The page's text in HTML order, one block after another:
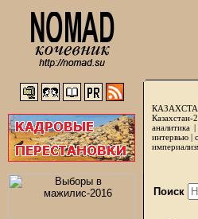
Казахстан-
аналитика |
интервью |
Поиск